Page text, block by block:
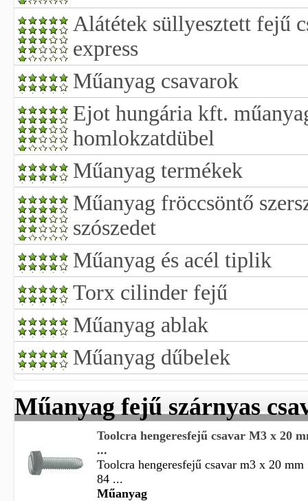
Alátétek süllyesztett fejű
express
Műanyag csavarok
Ejot hungária kft.
homlokzatdübel
Műanyag termékek
Műanyag fröccsöntő
szószedet
Műanyag és acél tiplik
Torx cilinder fejű
Műanyag ablak
Műanyag dűbelek
Műanyag fejű szárnyas
Toolcra hengeresfejű csavar M3 x 20
...
Toolcra hengeresfejű csavar m3 x 20
84 ...
Műanyag